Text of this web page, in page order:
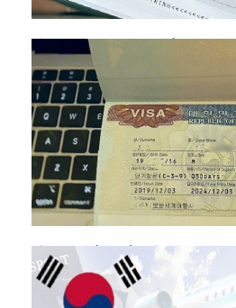
Visa thăm thân Hàn Quốc có được
Đi Hàn Quốc có cần visa không?
visa?